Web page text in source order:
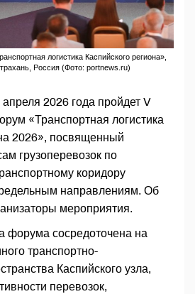
логистика Каспийского региона»,
Россия (Фото: portnews.ru)
2026 года пройдет V
«Транспортная логистика
2026», посвященный
грузоперевозок по
коридору
направлениям. Об
мероприятия.
форума сосредоточена на
транспортно-
Каспийского узла,
перевозок,